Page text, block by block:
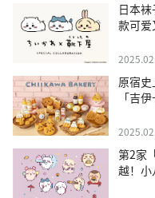
日本
款可爱
原宿
「吉
第2家
越！小